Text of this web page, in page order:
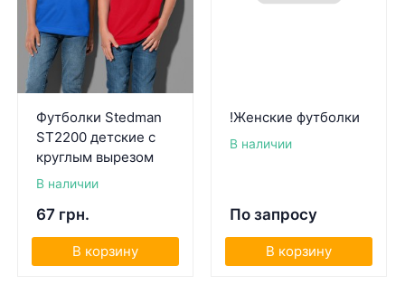
Футболки Stedman
ST2200 детские с
круглым вырезом
В наличии
67 грн.
В корзину
!Женские футболки
В наличии
По запросу
В корзину